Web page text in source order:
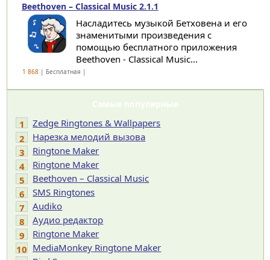
Beethoven – Classical Music 2.1.1
Насладитесь музыкой Бетховена и его
знаменитыми произведения с
помощью бесплатного приложения
Beethoven - Classical Music...
1 868| Бесплатная |
Самые популярные
1
Zedge Ringtones & Wallpapers
2
Нарезка мелодий вызова
3
Ringtone Maker
4
Ringtone Maker
5
Beethoven – Classical Music
6
SMS Ringtones
7
Audiko
8
Аудио редактор
9
Ringtone Maker
10 MediaMonkey Ringtone Maker